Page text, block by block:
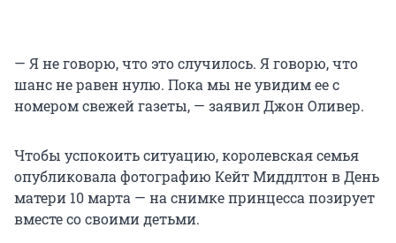
— Я не говорю, что это случилось. Я говорю, что
шанс не равен нулю. Пока мы не увидим ее с
номером свежей газеты, — заявил Джон Оливер.
Чтобы успокоить ситуацию, королевская семья
опубликовала фотографию Кейт Миддлтон в День
матери 10 марта — на снимке принцесса позирует
вместе со своими детьми.